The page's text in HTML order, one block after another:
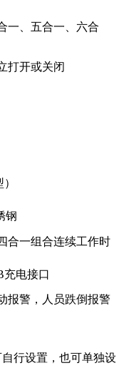
一、五合一、六合
打开或关闭
钢
合一组合连续工作时
充电接口
报警，人员跌倒报警
行设置，也可单独设